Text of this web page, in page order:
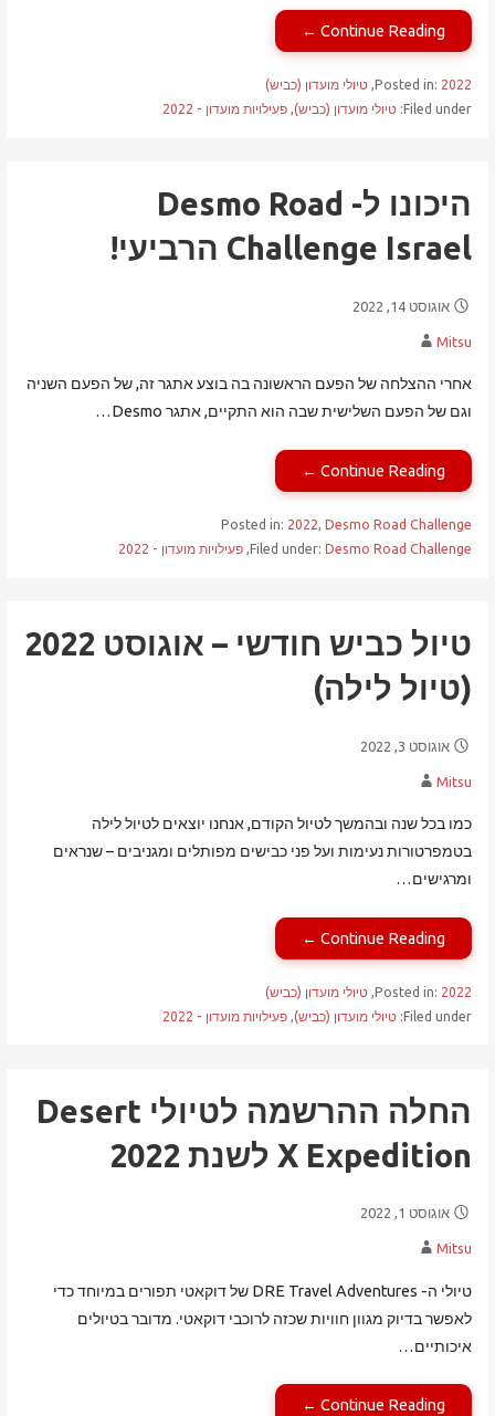
Continue Reading ←
Posted in: 2022
, טיולי מועדון (כביש)
Filed under:
טיולי מועדון (כביש), פעילויות מועדון - 2022
היכונו ל- Desmo Road
Challenge Israel הרביעי!
אוגוסט 14, 2022
Mitsu
אחרי ההצלחה של הפעם הראשונה בה בוצע אתגר זה, של הפעם השניה
וגם של הפעם השלישית שבה הוא התקיים, אתגר Desmo…
Continue Reading ←
Posted in: 2022, Desmo Road Challenge
Filed under: Desmo Road Challenge
, פעילויות מועדון - 2022
טיול כביש חודשי – אוגוסט 2022
(טיול לילה)
אוגוסט 3, 2022
Mitsu
כמו בכל שנה ובהמשך לטיול הקודם, אנחנו יוצאים לטיול לילה
בטמפרטורות נעימות ועל פני כבישים מפותלים ומגניבים – שנראים
ומרגישים…
Continue Reading ←
Posted in: 2022
, טיולי מועדון (כביש)
Filed under: טיולי מועדון (כביש), פעילויות מועדון - 2022
החלה ההרשמה לטיולי Desert
X Expedition לשנת 2022
אוגוסט 1, 2022
Mitsu
טיולי ה- DRE Travel Adventures של דוקאטי תפורים במיוחד כדי
לאפשר בדיוק מגוון חוויות שכזה לרוכבי דוקאטי. מדובר בטיולים
איכותיים…
Continue Reading ←